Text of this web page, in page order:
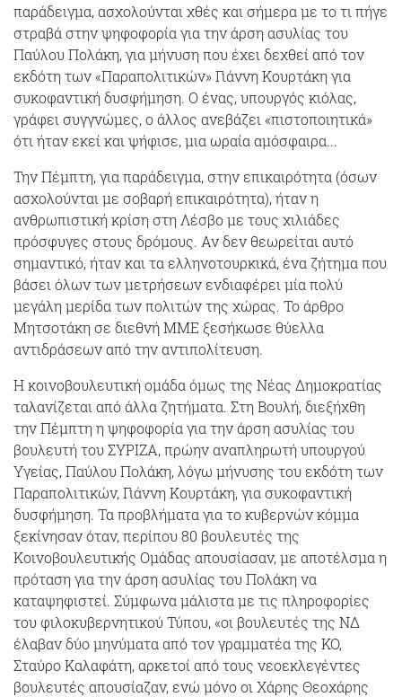
παράδειγμα, ασχολούνται χθές και σήμερα με το τι πήγε
στραβά στην ψηφοφορία για την άρση ασυλίας του
Παύλου Πολάκη, για μήνυση που έχει δεχθεί από τον
εκδότη των «Παραπολιτικών» Γιάννη Κουρτάκη για
συκοφαντική δυσφήμηση. Ο ένας, υπουργός κιόλας,
γράφει συγγνώμες, ο άλλος ανεβάζει «πιστοποιητικά»
ότι ήταν εκεί και ψήφισε, μια ωραία αμόσφαιρα...
Την Πέμπτη, για παράδειγμα, στην επικαιρότητα (όσων
ασχολούνται με σοβαρή επικαιρότητα), ήταν η
ανθρωπιστική κρίση στη Λέσβο με τους χιλιάδες
πρόσφυγες στους δρόμους. Αν δεν θεωρείται αυτό
σημαντικό, ήταν και τα ελληνοτουρκικά, ένα ζήτημα που
βάσει όλων των μετρήσεων ενδιαφέρει μία πολύ
μεγάλη μερίδα των πολιτών της χώρας. Το άρθρο
Μητσοτάκη σε διεθνή ΜΜΕ ξεσήκωσε θύελλα
αντιδράσεων από την αντιπολίτευση.
Η κοινοβουλευτική ομάδα όμως της Νέας Δημοκρατίας
ταλανίζεται από άλλα ζητήματα. Στη Βουλή, διεξήχθη
την Πέμπτη η ψηφοφορία για την άρση ασυλίας του
βουλευτή του ΣΥΡΙΖΑ, πρώην αναπληρωτή υπουργού
Υγείας, Παύλου Πολάκη, λόγω μήνυσης του εκδότη των
Παραπολιτικών, Γιάννη Κουρτάκη, για συκοφαντική
δυσφήμηση. Τα προβλήματα για το κυβερνών κόμμα
ξεκίνησαν όταν, περίπου 80 βουλευτές της
Κοινοβουλευτικής Ομάδας απουσίασαν, με αποτέλσμα η
πρόταση για την άρση ασυλίας του Πολάκη να
καταψηφιστεί. Σύμφωνα μάλιστα με τις πληροφορίες
του φιλοκυβερνητικού Τύπου, «οι βουλευτές της ΝΔ
έλαβαν δύο μηνύματα από τον γραμματέα της ΚΟ,
Σταύρο Καλαφάτη, αρκετοί από τους νεοεκλεγέντες
βουλευτές απουσίαζαν, ενώ μόνο οι Χάρης Θεοχάρης